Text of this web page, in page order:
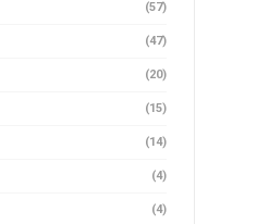
(57)
(47)
(20)
(15)
(14)
(4)
(4)